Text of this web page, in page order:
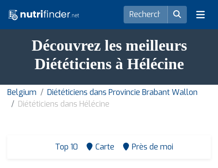
Découvrez les meilleurs
Diététiciens à Hélécine
Belgium
Diététiciens dans Provincie Brabant Wallon
Diététiciens dans Hélécine
Top 10 Carte Près de moi